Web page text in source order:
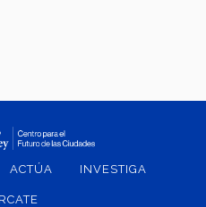
ACTÚA INVESTIGA